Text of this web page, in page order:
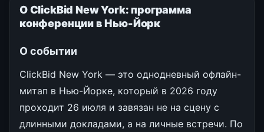
О ClickBid New York: программа
конференции в Нью-Йорк
О событии
ClickBid New York — это однодневный офлайн-
митап в Нью-Йорке, который в 2026 году
проходит 26 июля и завязан не на сцену с
длинными докладами, а на личные встречи. По